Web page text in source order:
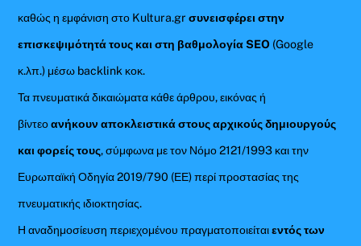
καθώς η εμφάνιση στο Kultura.gr συνεισφέρει στην
επισκεψιμότητά τους και στη βαθμολογία SEO (Google
κ.λπ.) μέσω backlink κοκ.
Τα πνευματικά δικαιώματα κάθε άρθρου, εικόνας ή
βίντεοανήκουν αποκλειστικά στους αρχικούς δημιουργούς
και φορείς τους, σύμφωνα με τον Νόμο 2121/1993 και την
Ευρωπαϊκή Οδηγία 2019/790 (ΕΕ) περί προστασίας της
πνευματικής ιδιοκτησίας.
Η αναδημοσίευση περιεχομένου πραγματοποιείταιεντός των